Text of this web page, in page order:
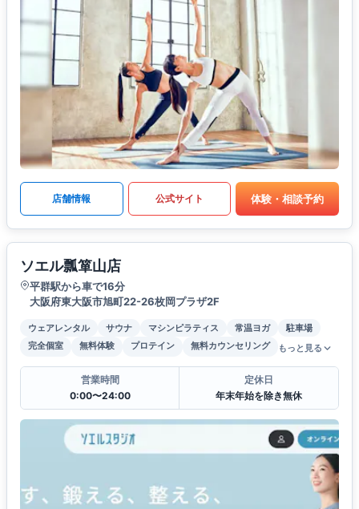
店舗情報 公式サイト 体験・相談予約
ソエル瓢箪山店
平群駅から車で16分
大阪府東大阪市旭町22-26枚岡プラザ2F
ウェアレンタル サウナ マシンピラティス 常温ヨガ
駐車場
完全個室
無料体験 プロテイン 無料カウンセリング もっと見る
営業時間
0:00〜24:00
定休日
年末年始を除き無休